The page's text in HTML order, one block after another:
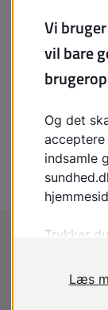
2100
Disclaimer: